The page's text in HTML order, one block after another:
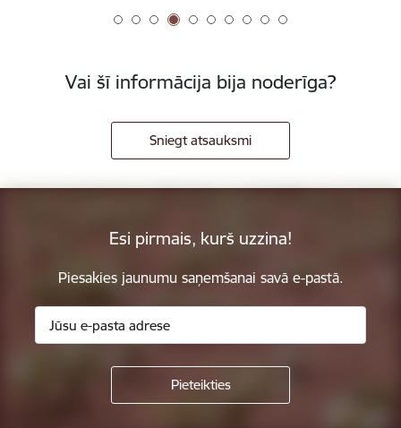
Vai šī informācija bija noderīga?
Sniegt atsauksmi
Esi pirmais, kurš uzzina!
Piesakies jaunumu saņemšanai savā e-pastā.